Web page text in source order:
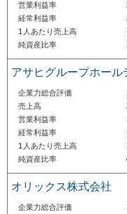
営業利益率
経常利益率
1人あたり売上高
純資産比率
アサヒグループホー
企業力総合評価
売上高
営業利益率
経常利益率
1人あたり売上高
純資産比率
オリックス株式会社
企業力総合評価